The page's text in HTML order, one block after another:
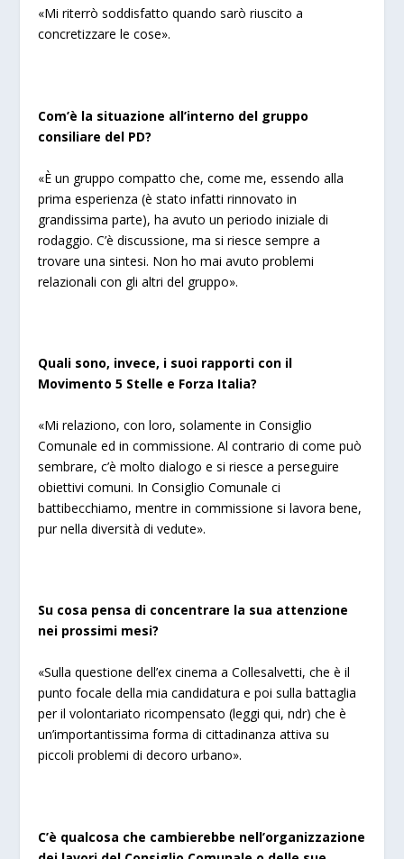
«Mi riterrò soddisfatto quando sarò riuscito a
concretizzare le cose».
Com’è la situazione all’interno del gruppo
consiliare del PD?
«È un gruppo compatto che, come me, essendo alla
prima esperienza (è stato infatti rinnovato in
grandissima parte), ha avuto un periodo iniziale di
rodaggio. C’è discussione, ma si riesce sempre a
trovare una sintesi. Non ho mai avuto problemi
relazionali con gli altri del gruppo».
Quali sono, invece, i suoi rapporti con il
Movimento 5 Stelle e Forza Italia?
«Mi relaziono, con loro, solamente in Consiglio
Comunale ed in commissione. Al contrario di come può
sembrare, c’è molto dialogo e si riesce a perseguire
obiettivi comuni. In Consiglio Comunale ci
battibecchiamo, mentre in commissione si lavora bene,
pur nella diversità di vedute».
Su cosa pensa di concentrare la sua attenzione
nei prossimi mesi?
«Sulla questione dell’ex cinema a Collesalvetti, che è il
punto focale della mia candidatura e poi sulla battaglia
per il volontariato ricompensato (leggi qui, ndr) che è
un’importantissima forma di cittadinanza attiva su
piccoli problemi di decoro urbano».
C’è qualcosa che cambierebbe nell’organizzazione